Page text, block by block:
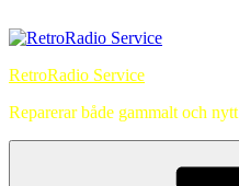
till
RetroRadio Service
Reparerar både gammalt och nytt